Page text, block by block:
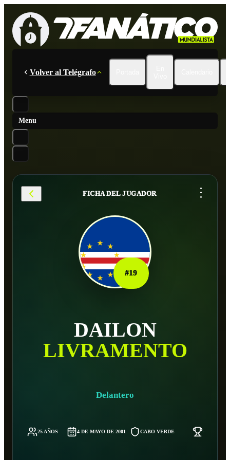
Volver al Telégrafo
Menu
FICHA DEL JUGADOR ...
#19
DAILON
LIVRAMENTO
Delantero
25 AÑOS 4 DE MAYO DE 2001 CABO VERDE -